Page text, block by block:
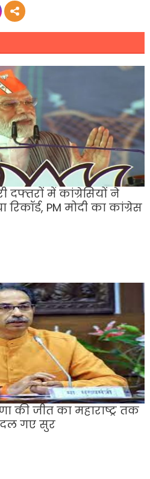
दफ्तरों में कांग्रेसियों ने
PM मोदी का कांग्रेस
की जीत का महाराष्ट्र तक
गए सुर